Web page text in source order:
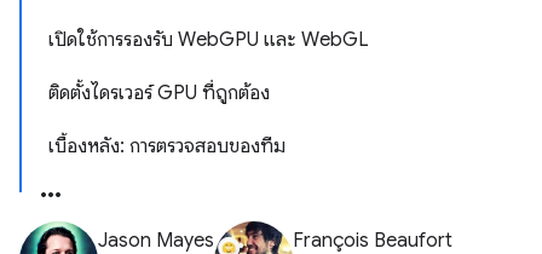
เปิดใช้การรองรับ WebGPU และ WebGL
ติดตั้งไดรเวอร์ GPU ที่ถูกต้อง
เบื้องหลัง: การตรวจสอบของทีม
Jason Mayes François Beaufort